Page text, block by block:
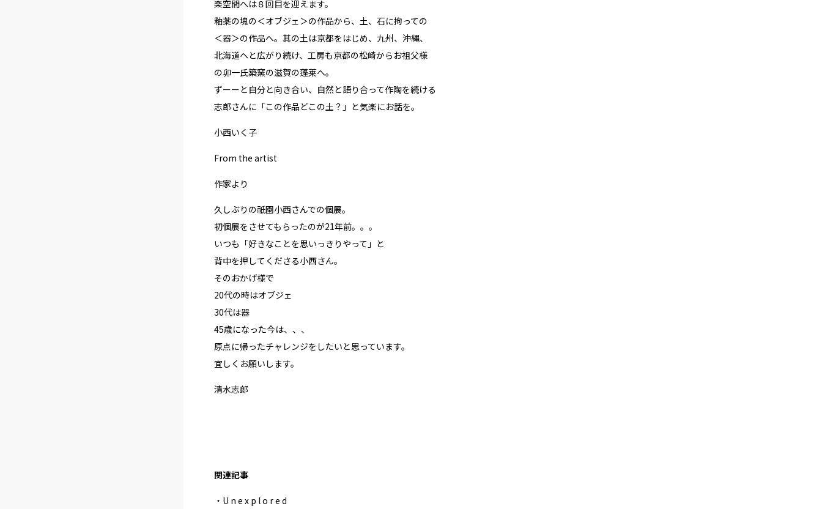
楽空間へは８回目を迎えます。
釉薬の塊の＜オブジェ＞の作品から、土、石に拘っての
＜器＞の作品へ。其の土は京都をはじめ、九州、沖縄、
北海道ヘと広がり続け、工房も京都の松崎からお祖父様
の卯一氏築窯の滋賀の蓬莱へ。
ずーーと自分と向き合い、自然と語り合って作陶を続ける
志郎さんに「この作品どこの土？―――」と気楽にお話を。
小西いく子
From the artist
作家より
久しぶりの祇園小西さんでの個展。
初個展をさせてもらったのが21年前。。。
いつも「好きなことを思いっきりやって」と
背中を押してくださる小西さん。
そのおかげ様で
20代の時はオブジェ
30代は器
45歳になった今は、、、
原点に帰ったチャレンジをしたいと思っています。
宜しくお願いします。
清水志郎
関連記事
・U n e x p l o r e d